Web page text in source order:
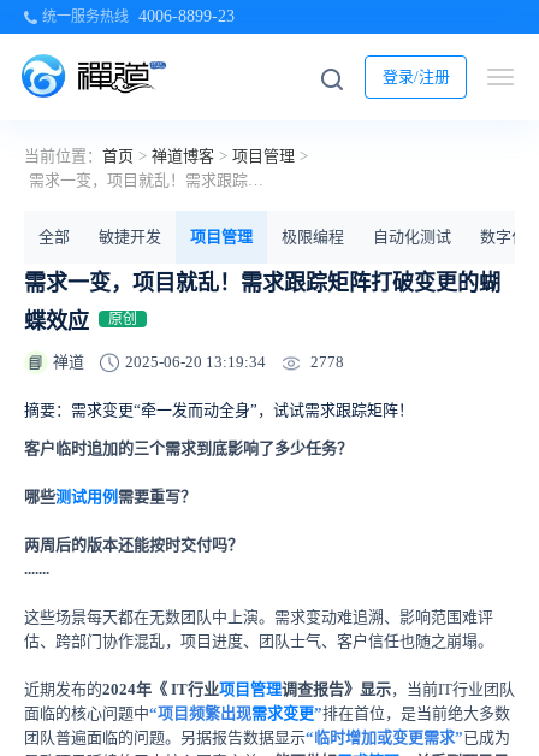
统一服务热线 4006-8899-23
登录/注册
当前位置： 首页 > 禅道博客 > 项目管理 >
需求一变，项目就乱！需求跟踪矩阵打破变更的蝴蝶效应
全部 敏捷开发 项目管理 极限编程 自动化测试 数字化
需求一变，项目就乱！需求跟踪矩阵打破变更的蝴
蝶效应
原创
📘 禅道 2025-06-20 13:19:34 2778
摘要：需求变更“牵一发而动全身”，试试需求跟踪矩阵！
客户临时追加的三个需求到底影响了多少任务？
哪些测试用例需要重写？
两周后的版本还能按时交付吗？
.......
这些场景每天都在无数团队中上演。需求变动难追溯、影响范围难评
估、跨部门协作混乱，项目进度、团队士气、客户信任也随之崩塌。
近期发布的2024年《 IT行业项目管理调查报告》显示，当前IT行业团队
面临的核心问题中“项目频繁出现需求变更”排在首位，是当前绝大多数
团队普遍面临的问题。 另据报告数据显示“临时增加或变更需求”已成为